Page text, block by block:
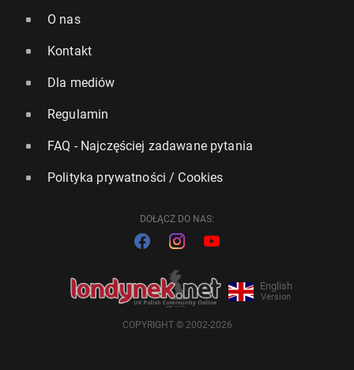
O nas
Kontakt
Dla mediów
Regulamin
FAQ - Najczęściej zadawane pytania
Polityka prywatności / Cookies
DOŁĄCZ DO NAS:
English
Version
COPYRIGHT © 2002-2026